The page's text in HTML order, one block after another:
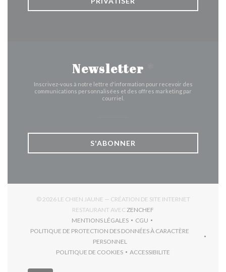
Newsletter
Inscrivez-vous à notre lettre d'information pour recevoir des
communications personnalisées et des offres marketing par
courriel.
S'ABONNER
© 2026 LE CHIEN JAUNE — CRÉATION DE SITE INTERNET
RESTAURANT AVEC ZENCHEF
MENTIONS LÉGALES
((OUVRE UNE NOUVELLE FENÊTRE))
CGU
((OUVRE UNE NOUVELLE
POLITIQUE DE PROTECTION DES DONNÉES À CARACTÈRE
PERSONNEL((OUVRE UNE NOUVELLE FENÊTRE))
POLITIQUE DE COOKIES
((OUVRE UNE NOUVELLE FENÊTRE))
ACCESSIBILITE
((OUVRE UNE NOUVELLE